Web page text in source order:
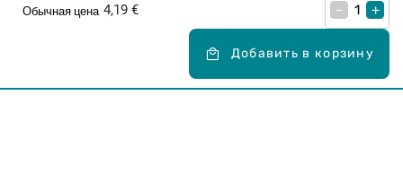
Обычная цена 4,19 € – +
Добавить в корзину